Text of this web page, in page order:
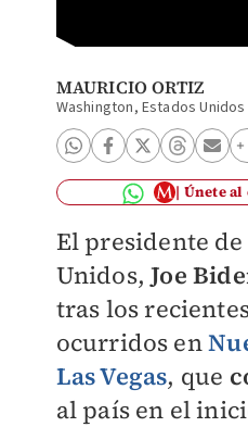
MAURICIO ORTIZ
Washington, Estados Unidos
Únete al
El presidente de
Unidos,Joe
tras los
ocurridos en
Las Vegas, que
al país en el